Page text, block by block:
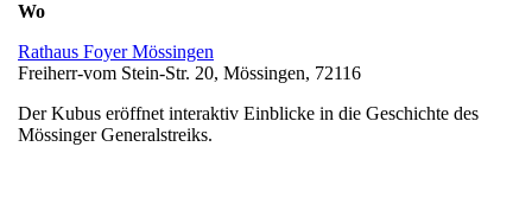
Wo
Rathaus Foyer Mössingen
Freiherr-vom Stein-Str. 20, Mössingen, 72116
Der Kubus eröffnet interaktiv Einblicke in die Geschichte des
Mössinger Generalstreiks.